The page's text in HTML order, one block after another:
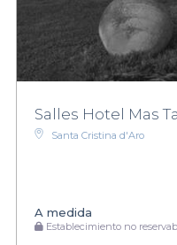
Salles Hotel Mas
Santa Cristina d'Aro
A medida
Establecimiento no